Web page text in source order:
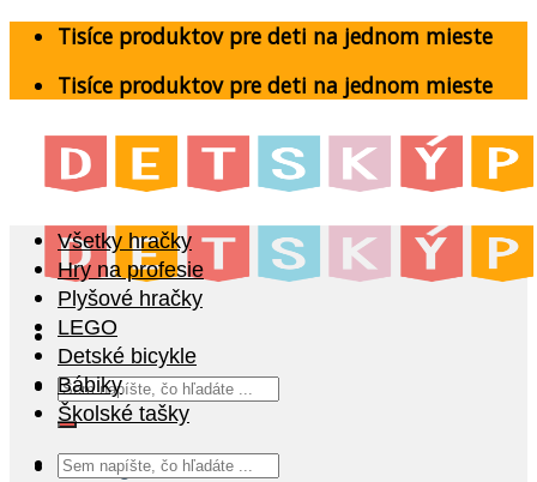
Skip
content
Tisíce produktov pre deti na jednom mieste
Tisíce produktov pre deti na jednom mieste
Hľadať:
Katalóg
Všetky hračky
Hry na profesie
Plyšové hračky
LEGO
Detské bicykle
Bábiky
Školské tašky
Hľadať: